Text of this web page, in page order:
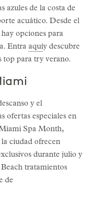
azules de la costa de
acuático. Desde el
opciones para
Entra aquíy descubre
top para try verano.
y el
ofertas especiales en
Spa Month,
la ciudad ofrecen
durante julio y
tratamientos
de